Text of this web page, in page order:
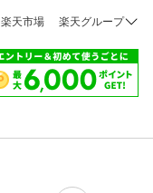
楽天市場 楽天グループ